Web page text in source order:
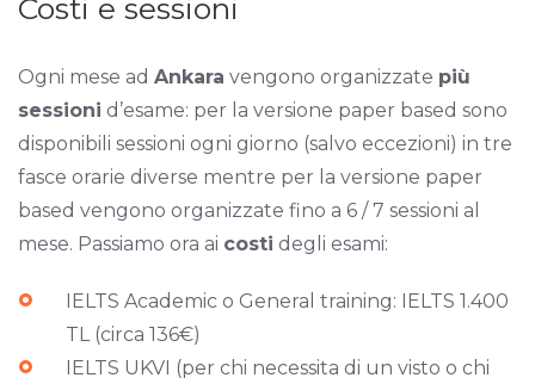
Costi e sessioni
Ogni mese ad Ankara vengono organizzate più
sessioni d’esame: per la versione paper based sono
disponibili sessioni ogni giorno (salvo eccezioni) in tre
fasce orarie diverse mentre per la versione paper
based vengono organizzate fino a 6 / 7 sessioni al
mese. Passiamo ora ai costi degli esami:
IELTS Academic o General training: IELTS 1.400
TL (circa 136€)
IELTS UKVI (per chi necessita di un visto o chi